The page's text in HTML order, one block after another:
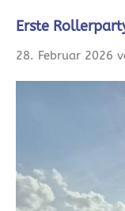
Erste
28. Februar 2026